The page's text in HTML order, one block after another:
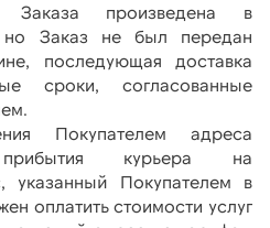
произведена в
но Заказ не был передан
последующая доставка
сроки, согласованные
Покупателем адреса
курьера на
указанный Покупателем в
оплатить стоимости услуг